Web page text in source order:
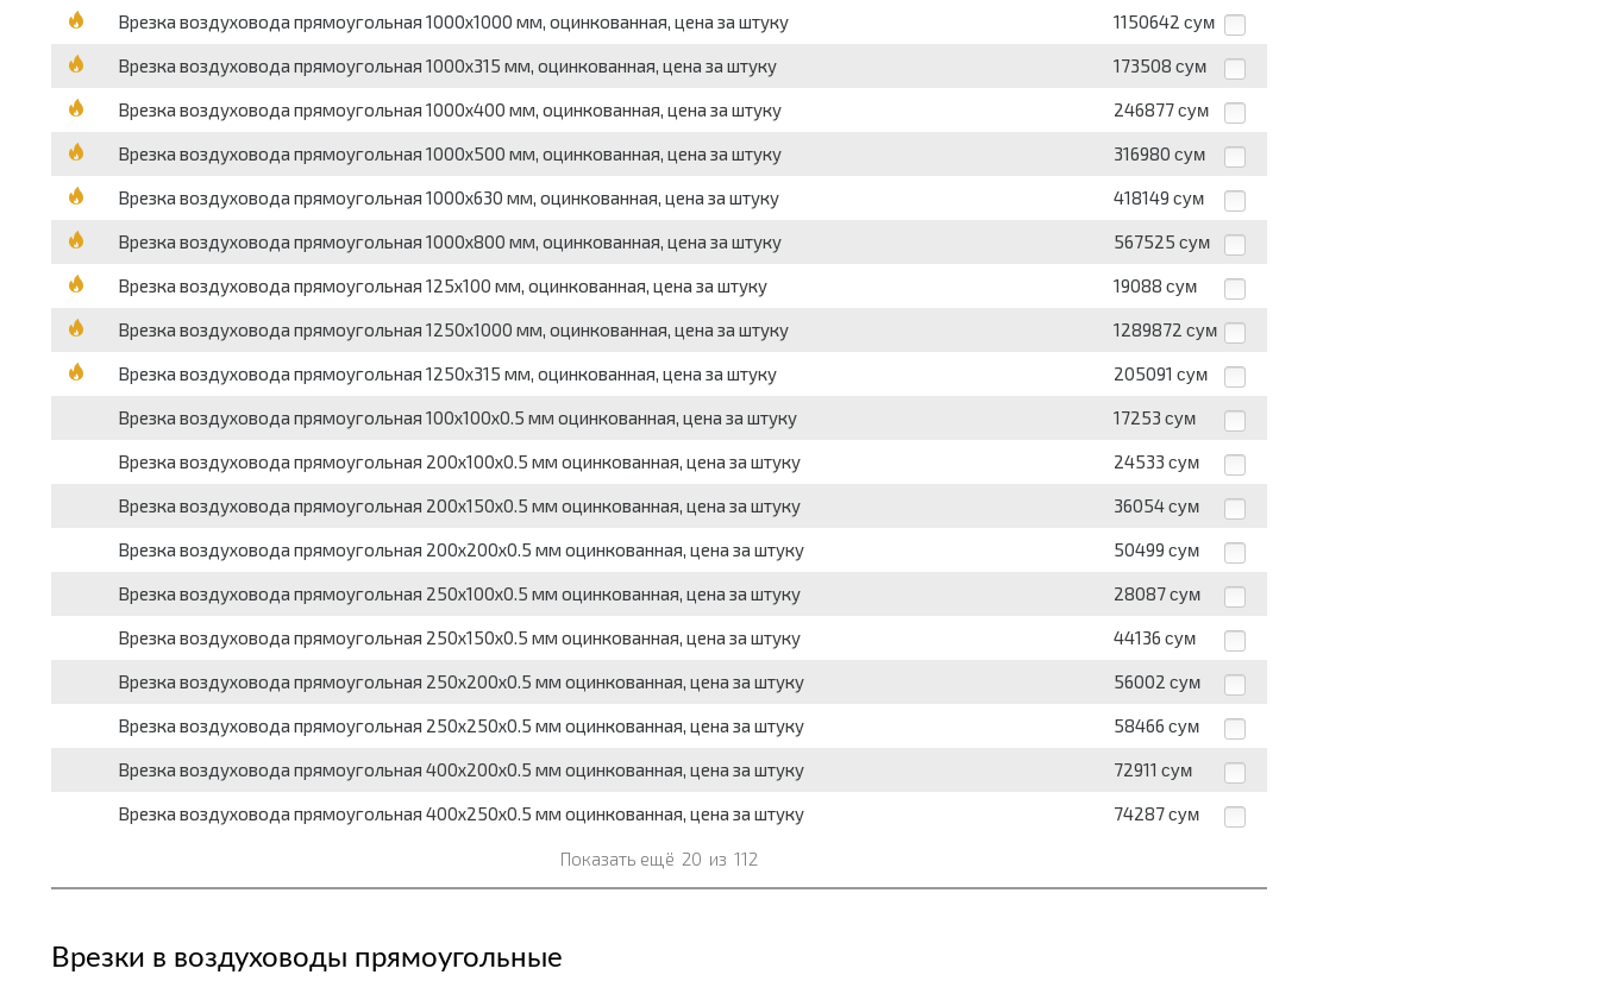
Врезка воздуховода прямоугольная 1000х1000 мм, оцинкованная, цена за штуку 1150642 сум
Врезка воздуховода прямоугольная 1000х315 мм, оцинкованная, цена за штуку 173508 сум
Врезка воздуховода прямоугольная 1000х400 мм, оцинкованная, цена за штуку 246877 сум
Врезка воздуховода прямоугольная 1000х500 мм, оцинкованная, цена за штуку 316980 сум
Врезка воздуховода прямоугольная 1000х630 мм, оцинкованная, цена за штуку 418149 сум
Врезка воздуховода прямоугольная 1000х800 мм, оцинкованная, цена за штуку 567525 сум
Врезка воздуховода прямоугольная 125х100 мм, оцинкованная, цена за штуку 19088 сум
Врезка воздуховода прямоугольная 1250х1000 мм, оцинкованная, цена за штуку 1289872 сум
Врезка воздуховода прямоугольная 1250х315 мм, оцинкованная, цена за штуку 205091 сум
Врезка воздуховода прямоугольная 100х100х0.5 мм оцинкованная, цена за штуку 17253 сум
Врезка воздуховода прямоугольная 200х100х0.5 мм оцинкованная, цена за штуку 24533 сум
Врезка воздуховода прямоугольная 200х150х0.5 мм оцинкованная, цена за штуку 36054 сум
Врезка воздуховода прямоугольная 200х200х0.5 мм оцинкованная, цена за штуку 50499 сум
Врезка воздуховода прямоугольная 250х100х0.5 мм оцинкованная, цена за штуку 28087 сум
Врезка воздуховода прямоугольная 250х150х0.5 мм оцинкованная, цена за штуку 44136 сум
Врезка воздуховода прямоугольная 250х200х0.5 мм оцинкованная, цена за штуку 56002 сум
Врезка воздуховода прямоугольная 250х250х0.5 мм оцинкованная, цена за штуку 58466 сум
Врезка воздуховода прямоугольная 400х200х0.5 мм оцинкованная, цена за штуку 72911 сум
Врезка воздуховода прямоугольная 400х250х0.5 мм оцинкованная, цена за штуку 74287 сум
Показать ещё 20 из 112
Врезки в воздуховоды прямоугольные